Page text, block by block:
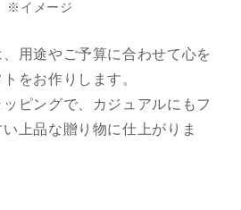
※イメージ
用途やご予算に合わせて心を
をお作りします。
ピングで、カジュアルにもフ
上品な贈り物に仕上がりま